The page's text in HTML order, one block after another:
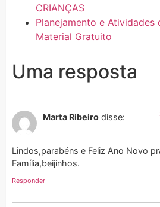
CRIANÇAS
Planejamento e
Material Gratuito
Uma resposta
Marta Ribeiro disse:
Lindos,parabéns e Feliz Ano Novo
Família,beijinhos.
Responder